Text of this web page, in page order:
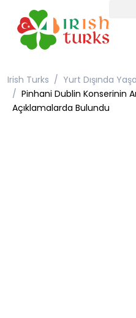
Irish Turks
Yurt Dışında
Pinhani Dublin Konserinin
Açıklamalarda Bulundu